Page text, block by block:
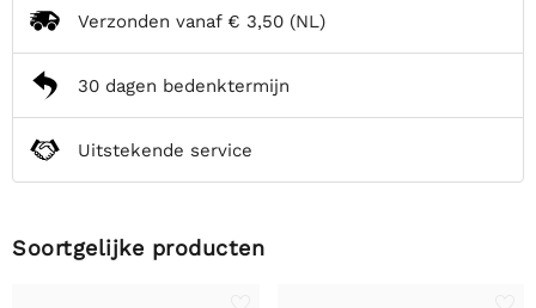
Verzonden vanaf € 3,50 (NL)
30 dagen bedenktermijn
Uitstekende service
Soortgelijke producten